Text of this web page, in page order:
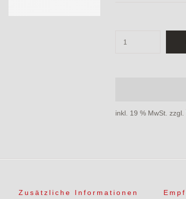
inkl. 19 % MwSt. zzgl.
Zusätzliche Informationen